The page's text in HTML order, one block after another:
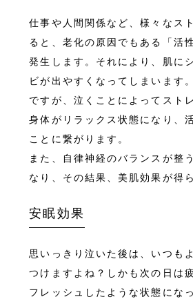
仕事や人間関係など、様々なス
ると、老化の原因でもある「活
発生します。それにより、肌に
ビが出やすくなってしまいます。
ですが、泣くことによってスト
身体がリラックス状態になり、
ことに繋がります。
また、自律神経のバランスが整
なり、その結果、美肌効果が得
安眠効果
思いっきり泣いた後は、いつも
つけますよね？しかも次の日は
フレッシュしたような状態にな